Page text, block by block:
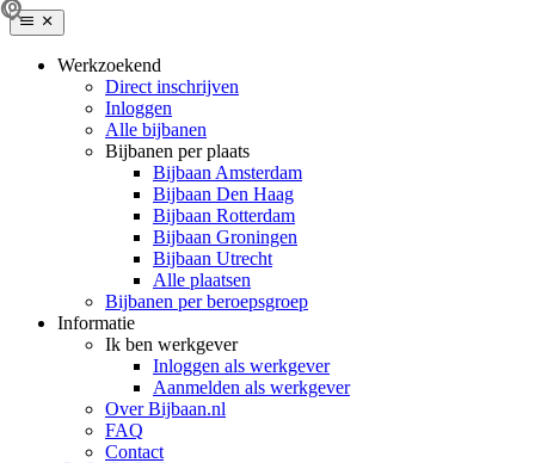
Werkzoekend
Direct inschrijven
Inloggen
Alle bijbanen
Bijbanen per plaats
Bijbaan Amsterdam
Bijbaan Den Haag
Bijbaan Rotterdam
Bijbaan Groningen
Bijbaan Utrecht
Alle plaatsen
Bijbanen per beroepsgroep
Informatie
Ik ben werkgever
Inloggen als werkgever
Aanmelden als werkgever
Over Bijbaan.nl
FAQ
Contact